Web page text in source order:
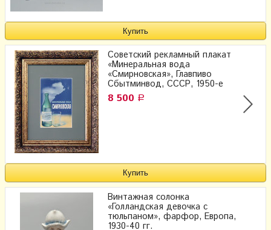
Советский рекламный плакат
«Минеральная вода
«Смирновская», Главпиво
Сбытминвод, СССР, 1950-е
8 500 Р
Винтажная солонка
«Голландская девочка с
тюльпаном», фарфор, Европа,
1930-40 гг.